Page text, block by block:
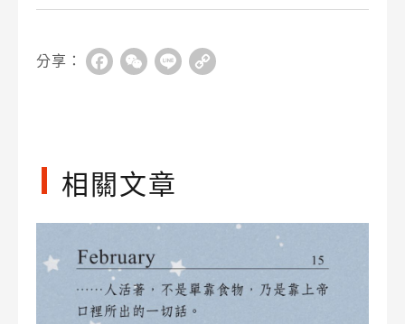
分享： FacebookWeChat
Line
相關文章